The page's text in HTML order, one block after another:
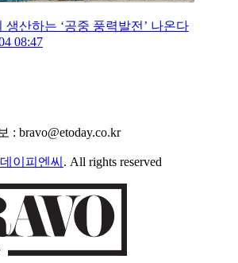
생산하는 ‘공중 풍력발전’ 나온다
08:47
: bravo@etoday.co.kr
이피엔씨 . All rights reserved